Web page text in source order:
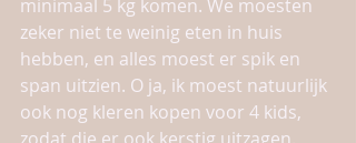
minimaal 5 kg komen. We moesten
zeker niet te weinig eten in huis
hebben, en alles moest er spik en
span uitzien. O ja, ik moest natuurlijk
ook nog kleren kopen voor 4 kids,